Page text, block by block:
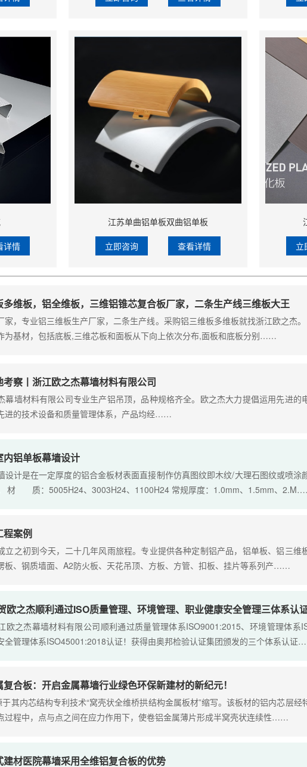
详情
江苏单曲铝单板双曲铝单板
立即咨询 查看详情 立
多维板，铝全维板，三维铝锥芯复合板厂家，二条生产线三维板大王
家，专业铝三维板生产厂家，二条生产线。采购铝三维板多维板就找浙江欧之杰
为基材，包括底板,三维芯板和面板从下向上依次分布,面板和底板分别……
察丨浙江欧之杰幕墙材料有限公司
墙材料有限公司专业生产铝吊顶，品种规格齐全。欧之杰大力提倡运用先进的
进的技术设备和质量管理体系，产品均经……
内铝单板幕墙设计
计是在一定厚度的铝合金板材表面直接制作仿真图纹即木纹/大理石图纹或喷涂
材 质：5005H24、3003H24、1100H24 常规厚度：1.0mm、1.5mm、
程案例
之初到今天，二十几年风雨旅程。专业提供各种定制铝产品，铝单板、铝三维板
板、钢质墙面、A2防火板、天花吊顶、方板、方管、扣板、挂片等系列产……
欧之杰顺利通过ISO质量管理、环境管理、职业健康安全管理三体系认
之杰幕墙材料有限公司顺利通过质量管理体系ISO9001:2015、环境管理体系
全管理体系ISO45001:2018认证！获得由奥邦检验认证集团颁发的三个体系认证
合板：开启金属幕墙行业绿色环保新建材的新纪元！
其内芯结构专利技术“窝壳状全维桥拱结构金属板材”缩写。该板材的铝内芯层经
过程中，点与点之间在应力作用下，使卷铝金属薄片形成半窝壳状连续性……
建材医院幕墙采用全维铝复合板的优势